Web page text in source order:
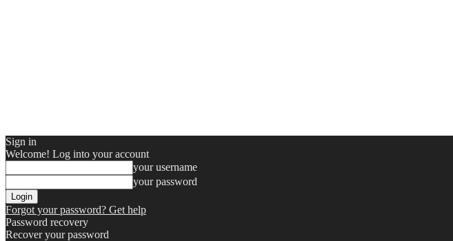
Sign in
Welcome! Log into your account
your username
your password
Forgot your password? Get help
Password recovery
Recover your password